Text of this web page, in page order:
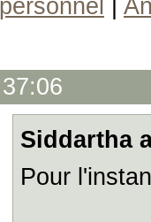
personnel
Siddartha
Pour